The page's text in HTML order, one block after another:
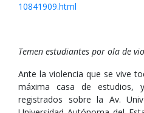
10841909.html
Temen estudiantes por ola de
Ante la violencia que se vive
máxima casa de estudios,
registrados sobre la Av.